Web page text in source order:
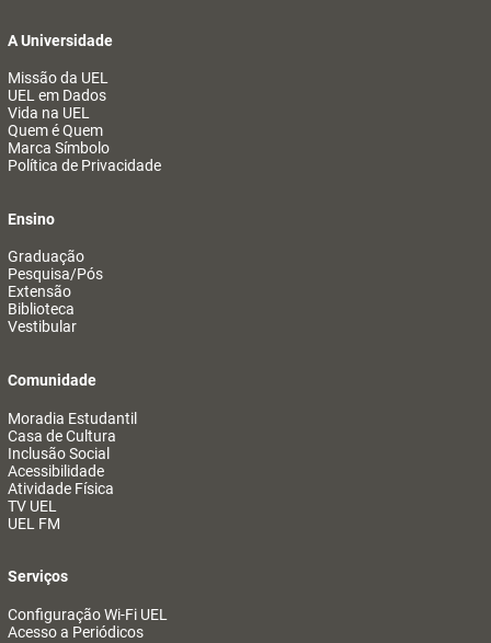
A Universidade
Missão da UEL
UEL em Dados
Vida na UEL
Quem é Quem
Marca Símbolo
Política de Privacidade
Ensino
Graduação
Pesquisa/Pós
Extensão
Biblioteca
Vestibular
Comunidade
Moradia Estudantil
Casa de Cultura
Inclusão Social
Acessibilidade
Atividade Física
TV UEL
UEL FM
Serviços
Configuração Wi-Fi UEL
Acesso a Periódicos